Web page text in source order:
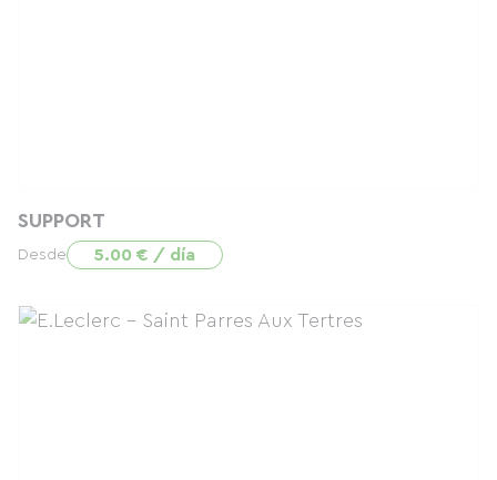
SUPPORT
Desde 5.00 € / día